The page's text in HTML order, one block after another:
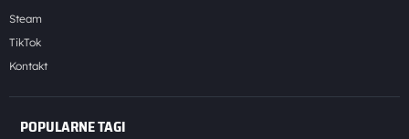
Steam
TikTok
Kontakt
POPULARNE TAGI